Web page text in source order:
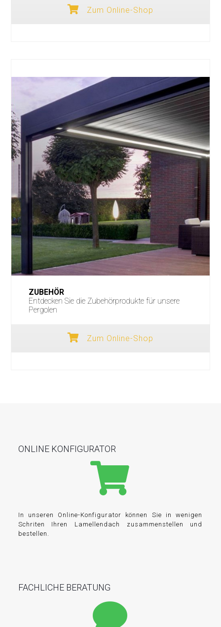
Zum Online-Shop
ZUBEHÖR
Entdecken Sie die Zubehörprodukte für unsere
Pergolen
Zum Online-Shop
ONLINE KONFIGURATOR
In unseren Online-Konfigurator können Sie in wenigen
Schriten Ihren Lamellendach zusammenstellen und
bestellen.
FACHLICHE BERATUNG